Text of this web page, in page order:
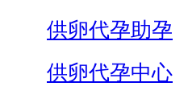
供卵代孕助孕
供卵代孕中心